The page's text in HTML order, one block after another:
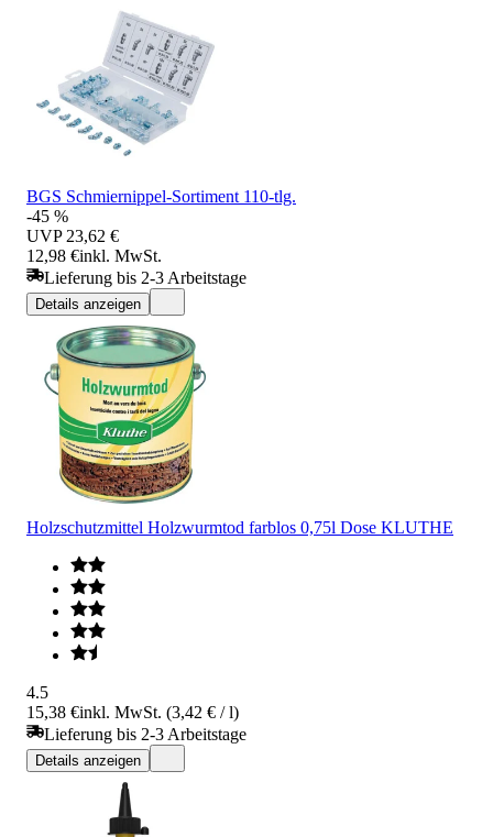
BGS Schmiernippel-Sortiment 110-tlg.
-45 %
UVP 23,62 €
12,98 €inkl. MwSt.
Lieferung bis 2-3 Arbeitstage
Details anzeigen
Holzschutzmittel Holzwurmtod farblos 0,75l Dose KLUTHE
4.5
15,38 €inkl. MwSt. (3,42 € / l)
Lieferung bis 2-3 Arbeitstage
Details anzeigen